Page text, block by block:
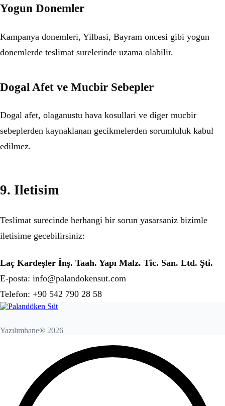
Yogun Donemler
Kampanya donemleri, Yilbasi, Bayram oncesi gibi yogun
donemlerde teslimat surelerinde uzama olabilir.
Dogal Afet ve Mucbir Sebepler
Dogal afet, olaganustu hava kosullari ve diger mucbir
sebeplerden kaynaklanan gecikmelerden sorumluluk kabul
edilmez.
9. Iletisim
Teslimat surecinde herhangi bir sorun yasarsaniz bizimle
iletisime gecebilirsiniz:
Laç Kardeşler İnş. Taah. Yapı Malz. Tic. San. Ltd. Şti.
E-posta: info@palandokensut.com
Telefon: +90 542 790 28 58
Yazılımhane® 2026